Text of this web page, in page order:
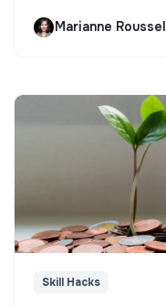
Marianne Roussel
Skill Hacks